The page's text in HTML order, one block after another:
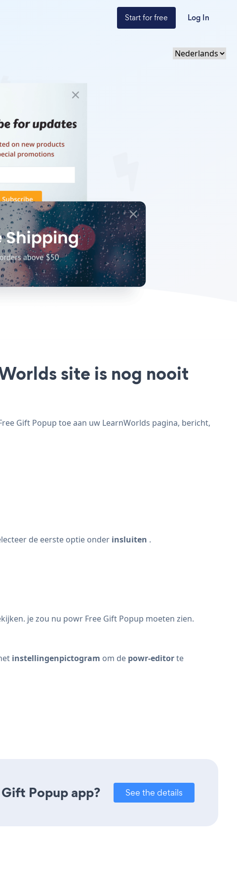
Start for free Log In
site is nog nooit
Gift Popup toe aan uw LearnWorlds pagina, bericht,
de eerste optie onder insluiten .
je zou nu powr Free Gift Popup moeten zien.
instellingenpictogram om de powr-editorte
Popup app? See the details